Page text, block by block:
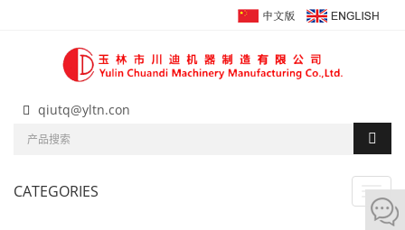
qiutq@yltn.con
CATEGORIES